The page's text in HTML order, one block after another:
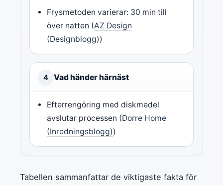
Frysmetoden varierar: 30 min till
över natten (AZ Design
(Designblogg))
4 Vad händer härnäst
Efterrengöring med diskmedel
avslutar processen (Dorre Home
(Inredningsblogg))
Tabellen sammanfattar de viktigaste fakta för